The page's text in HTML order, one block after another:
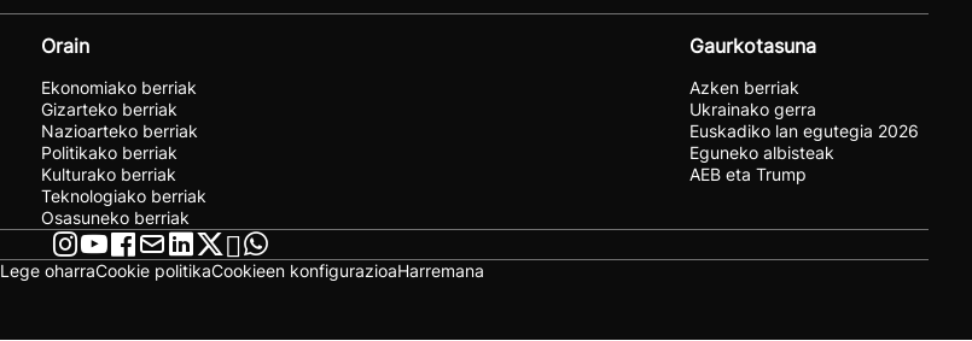
Orain
Ekonomiako berriak
Gizarteko berriak
Nazioarteko berriak
Politikako berriak
Kulturako berriak
Teknologiako berriak
Osasuneko berriak
Gaurkotasuna
Azken berriak
Ukrainako gerra
Euskadiko lan egutegia 2026
Eguneko albisteak
AEB eta Trump
Lege oharraCookie politikaCookieen konfigurazioaHarremana